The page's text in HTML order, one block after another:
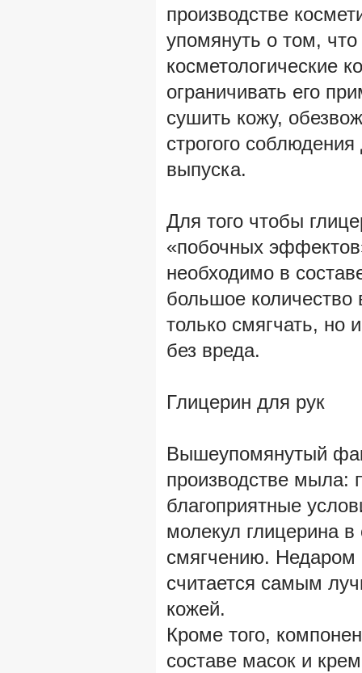
производстве
упомянуть о том,
косметологические
ограничивать его
сушить кожу,
строгого
выпуска.
Для того чтобы
«побочных
необходимо в
большое количество
только смягчать, но
без вреда.
Глицерин для рук
Вышеупомянутый
производстве мыла:
благоприятные
молекул глицерина
смягчению. Недаром
считается самым
кожей.
Кроме того,
составе масок и